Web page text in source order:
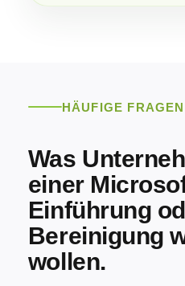
HÄUFIGE FRAGEN
Was
einer
Einführung
Bereinigung
wollen.